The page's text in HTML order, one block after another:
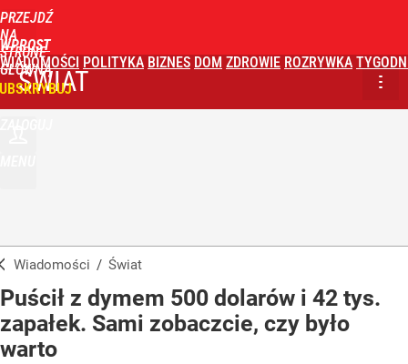
PRZEJDŹ
NA
STRONĘ
GŁÓWNĄ
WPROST
WIADOMOŚCI POLITYKA BIZNES DOM ZDROWIE ROZRYWKA
ŚWIAT
Wiadomości / Świat
Puścił z dymem 500 dolarów i 42 tys.
zapałek. Sami zobaczcie, czy było
warto